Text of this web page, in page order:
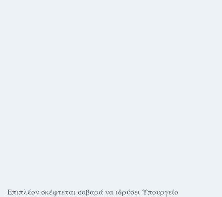
Επιπλέον σκέφτεται σοβαρά να ιδρύσει Υπουργείο